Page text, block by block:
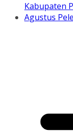
Kabupaten
Agustus